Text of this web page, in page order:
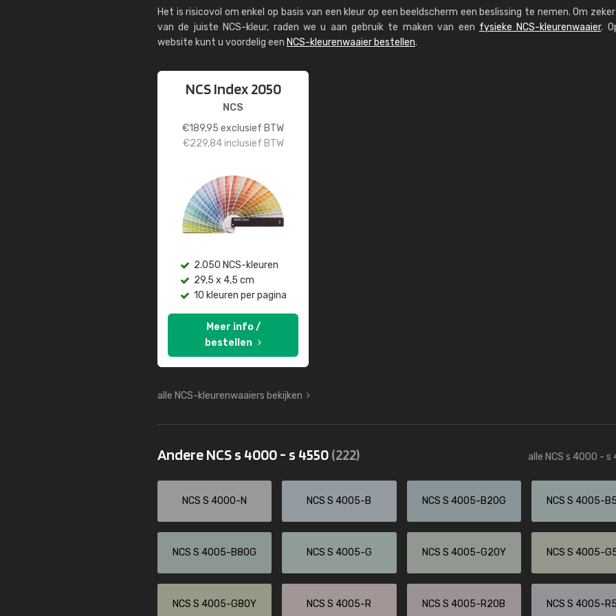
Het is risicovol om enkel op basis van een kleur op een beeldscherm een beslissing te nemen. Om
van de juiste NCS-kleur, raden we u aan gebruik te maken van een fysieke NCS-kleurenwaaier.
website kunt u voordelig een NCS-kleurenwaaier bestellen.
NCS Index 2050
NCS
€189,95 exclusief BTW
€229,84inclusief BTW
2.050 NCS-kleuren
29,5 x 4,5 cm
10 kleuren per pagina
Meer info /
bestellen
alle NCS-kleurenwaaiers bekijken
Andere NCS s 4000 - s 4550(222) alle NCS s 4000 - s
NCS S 4000-N NCS S 4005-B NCS S 4005-B20G NCS S 4005-
NCS S 4005-B80G NCS S 4005-G NCS S 4005-G20Y NCS S 4005-
NCS S 4005-G80Y NCS S 4005-R NCS S 4005-R20B NCS S 4005-